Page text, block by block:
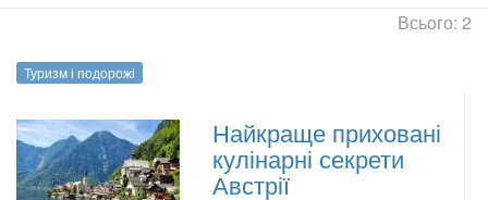
фільтр:
подорожі
Всього: 2
Туризм і подорожі
Найкраще приховані
кулінарні секрети
Австрії